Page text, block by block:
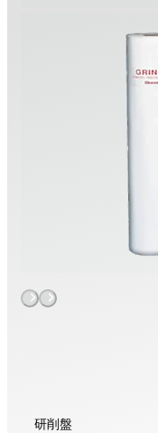
研削盤